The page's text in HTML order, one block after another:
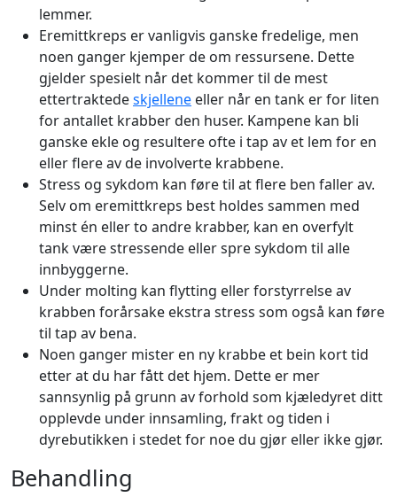
lemmer.
Eremittkreps er vanligvis ganske fredelige, men
noen ganger kjemper de om ressursene. Dette
gjelder spesielt når det kommer til de mest
ettertraktedeskjellene eller når en tank er for liten
for antallet krabber den huser. Kampene kan bli
ganske ekle og resultere ofte i tap av et lem for en
eller flere av de involverte krabbene.
Stress og sykdom kan føre til at flere ben faller av.
Selv om eremittkreps best holdes sammen med
minst én eller to andre krabber, kan en overfylt
tank være stressende eller spre sykdom til alle
innbyggerne.
Under molting kan flytting eller forstyrrelse av
krabben forårsake ekstra stress som også kan føre
til tap av bena.
Noen ganger mister en ny krabbe et bein kort tid
etter at du har fått det hjem. Dette er mer
sannsynlig på grunn av forhold som kjæledyret ditt
opplevde under innsamling, frakt og tiden i
dyrebutikken i stedet for noe du gjør eller ikke gjør.
Behandling